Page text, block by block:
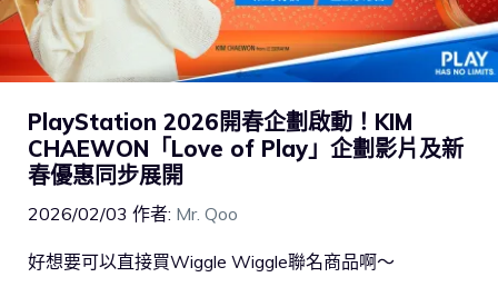
PlayStation 2026開春企劃啟動！KIM
CHAEWON「Love of Play」企劃影片及新
春優惠同步展開
2026/02/03 作者: Mr. Qoo
好想要可以直接買Wiggle Wiggle聯名商品啊～